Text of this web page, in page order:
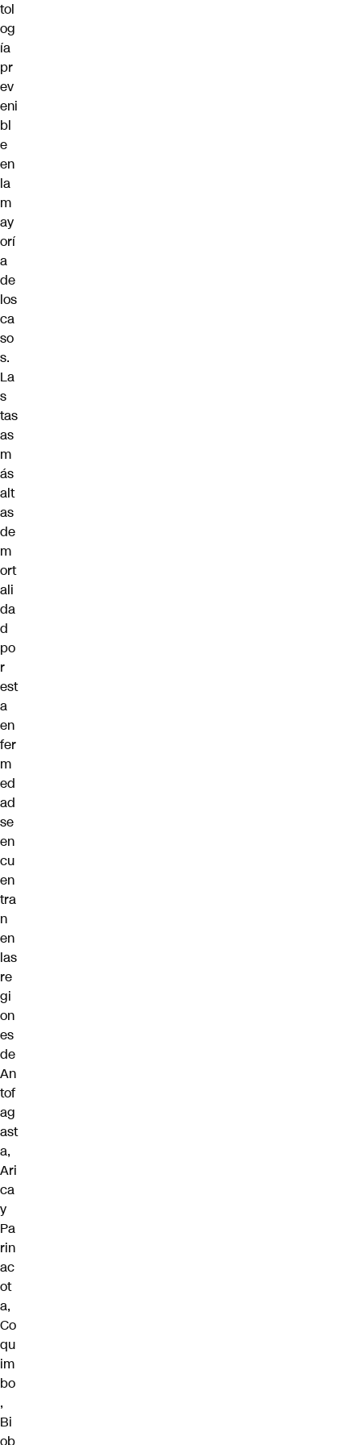
tol
og
ía
pr
ev
eni
bl
e
en
la
m
ay
orí
a
de
los
ca
so
s.
La
s
tas
as
m
ás
alt
as
de
m
ort
ali
da
d
po
r
est
a
en
fer
m
ed
ad
se
en
cu
en
tra
n
en
las
re
gi
on
es
de
An
tof
ag
ast
a,
Ari
ca
y
Pa
rin
ac
ot
a,
Co
qu
im
bo
,
Bi
ob